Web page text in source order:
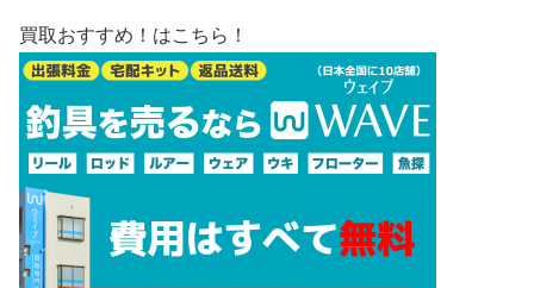
買取おすすめ！はこちら！